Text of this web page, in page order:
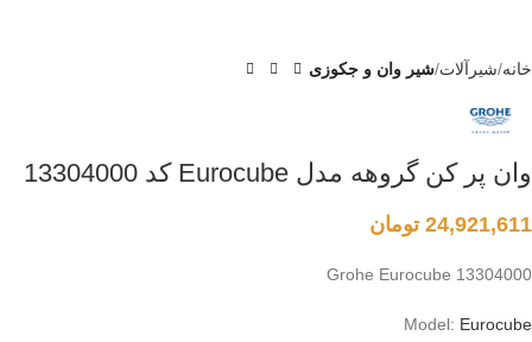
خانه شیرآلات شیر وان و جکوزی
وان پر کن گروهه مدل Eurocube کد 13304000
24,921,611 تومان
Grohe Eurocube 13304000
Model: Eurocube